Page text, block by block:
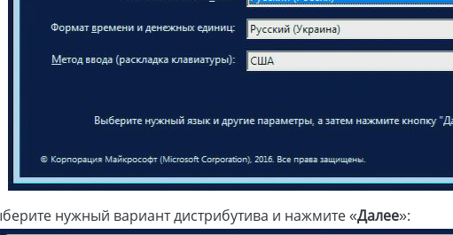
нужный вариант дистрибутива и нажмите «Далее»: